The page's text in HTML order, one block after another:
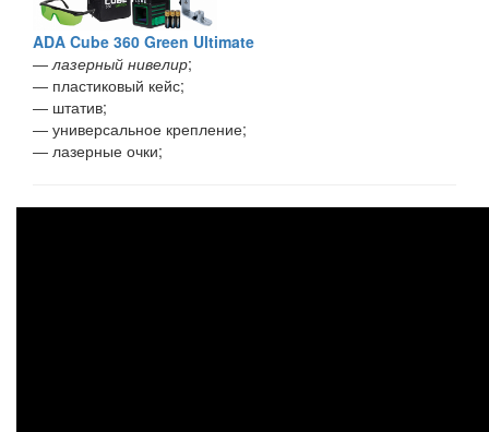
ADA Cube 360 Green Ultimate
―лазерный нивелир;
― пластиковый кейс;
― штатив;
― универсальное крепление;
― лазерные очки;